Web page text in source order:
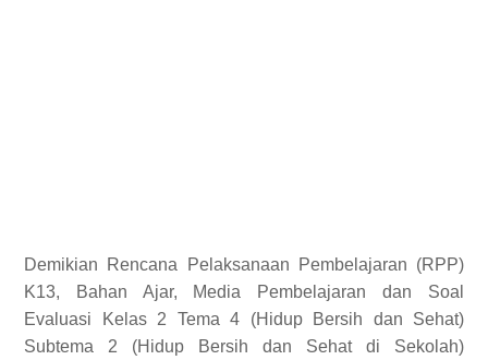
Demikian
Rencana Pelaksanaan Pembelajaran (RPP)
K13, Bahan Ajar, Media Pembelajaran dan Soal
Evaluasi Kelas 2 Tema 4 (Hidup Bersih dan Sehat)
Subtema 2 (Hidup Bersih dan Sehat di Sekolah)